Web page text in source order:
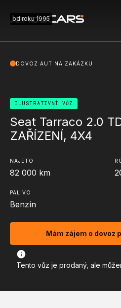
od roku 1995
Seat Tarraco 2.0
ZAŘÍZENÍ, 4X4
ILUSTRATIVNÍ VŮZ
NAJETO
82 000 km
PALIVO
Benzín
Mám zájem o dovoz
Tento vůz je prodaný, ale
DOVOZ AUT NA ZAKÁZKU